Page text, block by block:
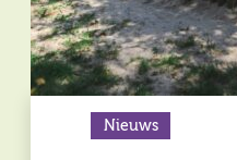
Nieuws